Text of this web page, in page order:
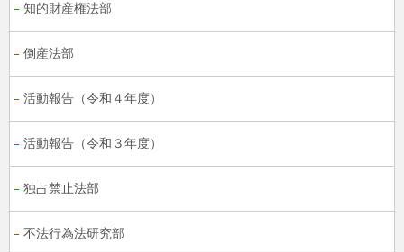
知的財産権法部
倒産法部
活動報告（令和４年度）
活動報告（令和３年度）
独占禁止法部
不法行為法研究部